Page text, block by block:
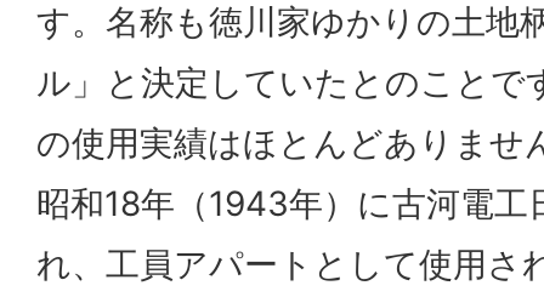
す。名称も徳川家ゆかりの土地
ル」と決定していたとのことで
の使用実績はほとんどありませ
昭和18年（1943年）に古河電工
れ、工員アパートとして使用さ